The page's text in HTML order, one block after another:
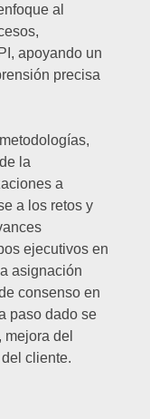
al
apoyando un
precisa
la
a
a los retos y
ejecutivos en
asignación
consenso en
paso dado se
del
cliente.